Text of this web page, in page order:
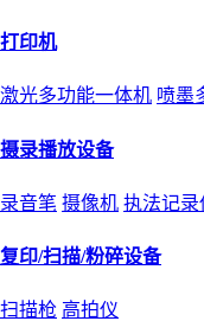
打印机
激光多功能一体机 喷墨
摄录播放设备
录音笔 摄像机 执法记录
复印/扫描/粉碎设备
扫描枪 高拍仪